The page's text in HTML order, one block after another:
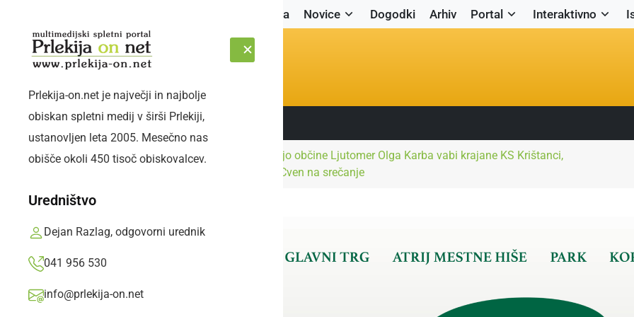
Naslovnica Novice Dogodki Arhiv Portal Interaktivno
SOBOTA, 8. AVGUST 2026 Sledite nam:
Prlekija-on.net je največji in najbolje
obiskan spletni medij v širši Prlekiji,
ustanovljen leta 2005. Mesečno nas
obišče okoli 450 tisoč obiskovalcev.
Uredništvo
Dejan Razlag, odgovorni urednik
041 956 530
info@prlekija-on.net
Naslovnica Politika
Kandidatka za županjo občine Ljutomer Olga Karba vabi krajane KS Krištanci,
Šalinci, Grlava in KS Cven na srečanje